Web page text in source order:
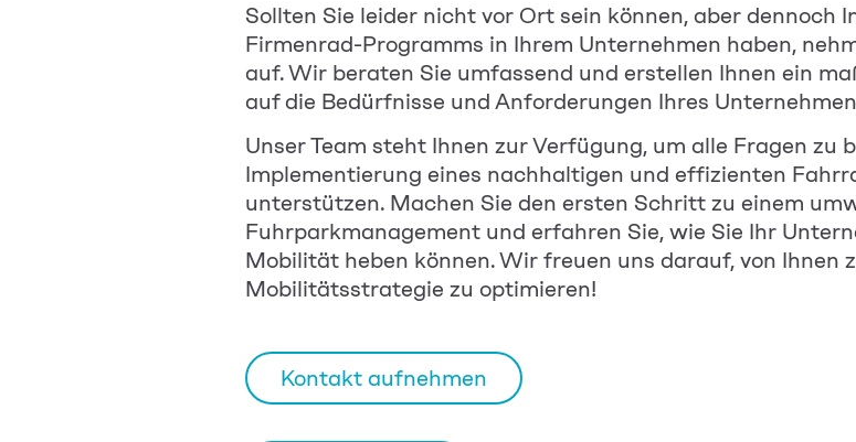
Sollten Sie leider nicht vor Ort sein können, aber dennoch
Firmenrad-Programms in Ihrem Unternehmen haben,
auf. Wir beraten Sie umfassend und erstellen Ihnen ein
auf die Bedürfnisse und Anforderungen Ihres
Unser Team steht Ihnen zur Verfügung, um alle Fragen zu
Implementierung eines nachhaltigen und effizienten
unterstützen. Machen Sie den ersten Schritt zu einem
Fuhrparkmanagement und erfahren Sie, wie Sie Ihr
Mobilität heben können. Wir freuen uns darauf, von Ihnen
Mobilitätsstrategie zu optimieren!
Kontakt aufnehmen